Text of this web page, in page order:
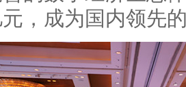
元，成为国内领先